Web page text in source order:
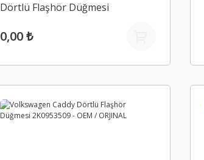
Dörtlü Flaşhör Düğmesi
0,00 ₺